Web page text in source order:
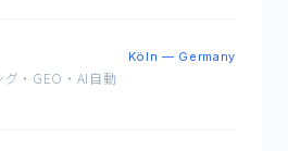
・GEO・AI自動
Köln — Germany